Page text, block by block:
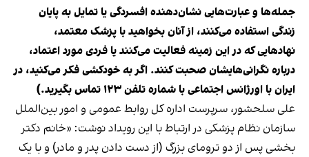
جمله‌ها و عبارت‌هایی نشان‌دهنده افسردگی یا تمایل به پایان
زندگی استفاده می‌کنند، از آنان بخواهید با پزشک معتمد،
نهادهایی که در این زمینه فعالیت می‌کنند یا فردی مورد اعتماد،
درباره نگرانی‌هایشان صحبت کنند. اگر به خودکشی فکر می‌کنید، در
ایران با اورژانس اجتماعی با شماره تلفن ۱۲۳ تماس بگیرید.)
علی سلحشور، سرپرست اداره کل روابط عمومی و امور بین‌الملل
سازمان نظام پزشکی در ارتباط با این رویداد نوشت: «خانم دکتر
بخشی پس از دو ترومای بزرگ (از دست دادن پدر و مادر) و با یک